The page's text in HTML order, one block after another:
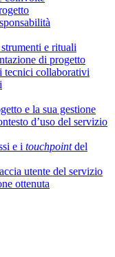
e rituali
di progetto
tecnici collaborativi
e la sua gestione
d’uso del servizio
e i touchpointdel
utente del servizio
ottenuta